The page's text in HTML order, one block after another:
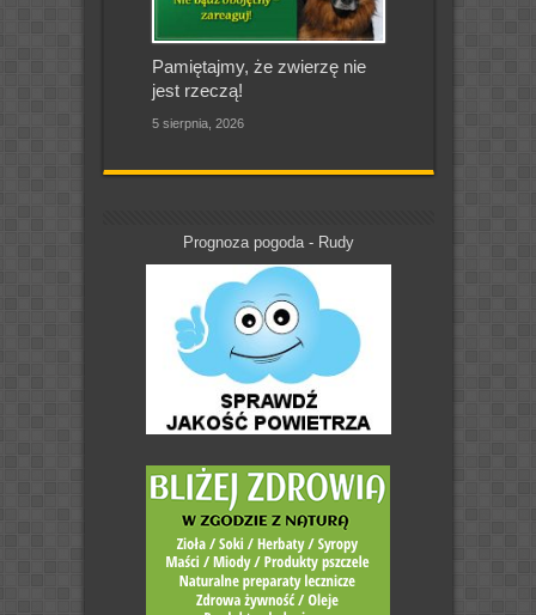
Pamiętajmy, że zwierzę nie
jest rzeczą!
5 sierpnia, 2026
Prognoza pogoda - Rudy